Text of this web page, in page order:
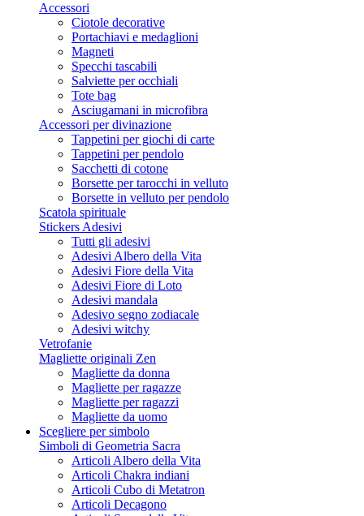
Accessori
Ciotole decorative
Portachiavi e medaglioni
Magneti
Specchi tascabili
Salviette per occhiali
Tote bag
Asciugamani in microfibra
Accessori per divinazione
Tappetini per giochi di carte
Tappetini per pendolo
Sacchetti di cotone
Borsette per tarocchi in velluto
Borsette in velluto per pendolo
Scatola spirituale
Stickers Adesivi
Tutti gli adesivi
Adesivi Albero della Vita
Adesivi Fiore della Vita
Adesivi Fiore di Loto
Adesivi mandala
Adesivo segno zodiacale
Adesivi witchy
Vetrofanie
Magliette originali Zen
Magliette da donna
Magliette per ragazze
Magliette per ragazzi
Magliette da uomo
Scegliere per simbolo
Simboli di Geometria Sacra
Articoli Albero della Vita
Articoli Chakra indiani
Articoli Cubo di Metatron
Articoli Decagono